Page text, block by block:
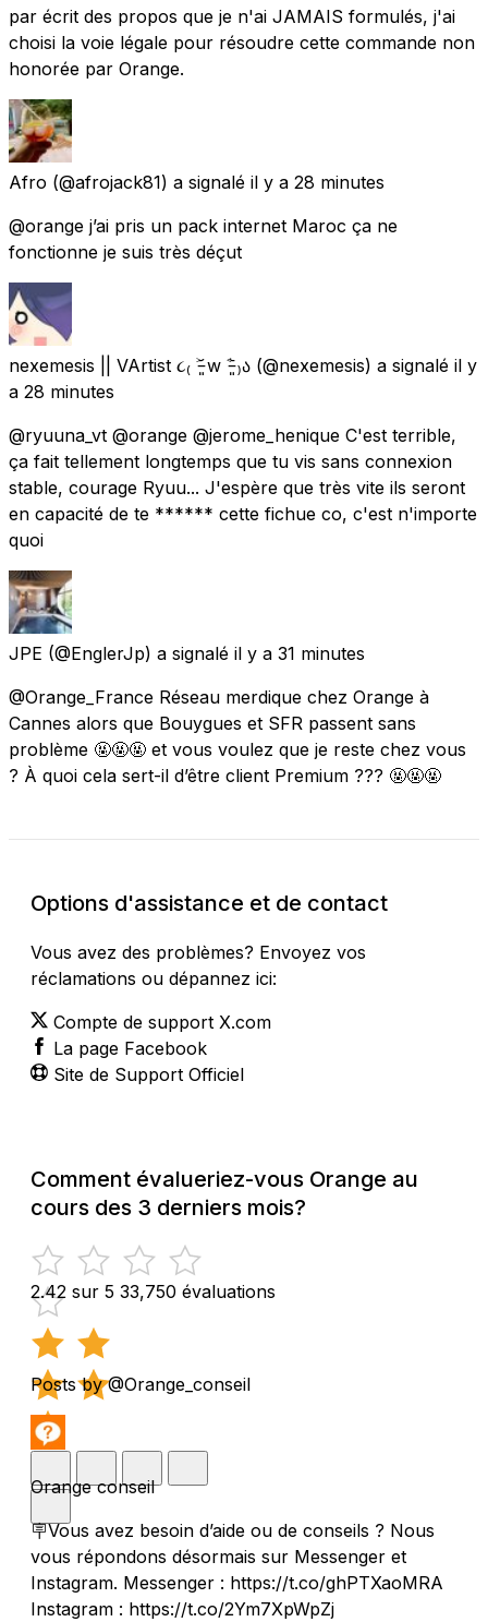
par écrit des propos que je n'ai JAMAIS formulés, j'ai
choisi la voie légale pour résoudre cette commande non
honorée par Orange.
Afro (@afrojack81) a signalé il y a 28 minutes
@orange j’ai pris un pack internet Maroc ça ne
fonctionne je suis très déçut
nexemesis || VArtist ૮₍ ˃̵͈᷄ w ˂̵͈᷅ ₎ა (@nexemesis) a signalé il y
a 28 minutes
@ryuuna_vt @orange @jerome_henique C'est terrible,
ça fait tellement longtemps que tu vis sans connexion
stable, courage Ryuu... J'espère que très vite ils seront
en capacité de te ****** cette fichue co, c'est n'importe
quoi
JPE (@EnglerJp) a signalé il y a 31 minutes
@Orange_France Réseau merdique chez Orange à
Cannes alors que Bouygues et SFR passent sans
problème 🤬🤬🤬 et vous voulez que je reste chez vous
? À quoi cela sert-il d’être client Premium ??? 🤬🤬🤬
Options d'assistance et de contact
Vous avez des problèmes? Envoyez vos
réclamations ou dépannez ici:
Compte de support X.com
La page Facebook
Site de Support Officiel
Comment évalueriez-vous Orange au
cours des 3 derniers mois?
2.42 sur 5 33,750 évaluations
Posts by @Orange_conseil
Orange conseil
🪧Vous avez besoin d’aide ou de conseils ? Nous
vous répondons désormais sur Messenger et
Instagram. Messenger : https://t.co/ghPTXaoMRA
Instagram : https://t.co/2Ym7XpWpZj